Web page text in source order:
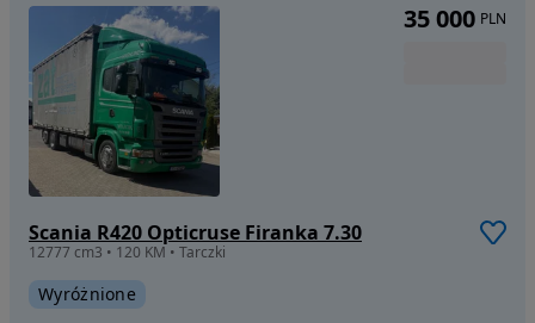
Scania R420 Opticruse Firanka 7.30
12777 cm3 • 120 KM • Tarczki
Wyróżnione
35 000 PLN